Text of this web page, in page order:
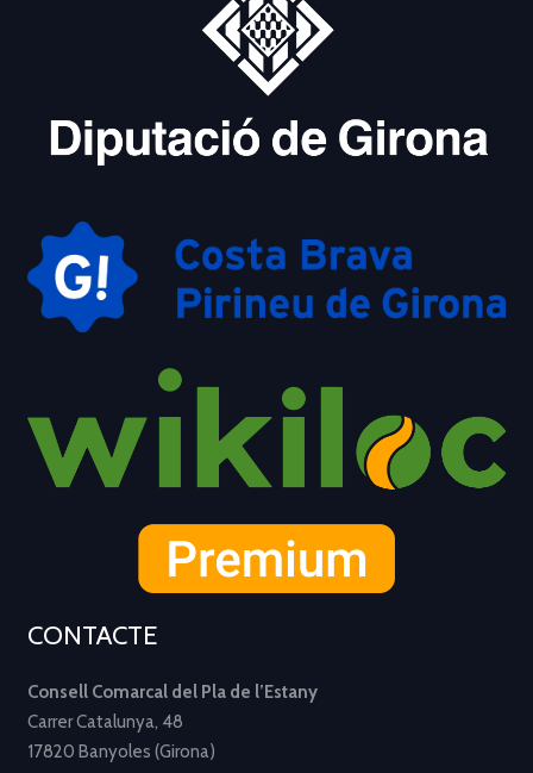
CONTACTE
Consell Comarcal del Pla de l’Estany
Carrer Catalunya, 48
17820 Banyoles (Girona)